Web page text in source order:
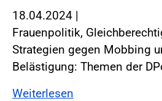
18.04.2024 |
Frauenpolitik,
Strategien gegen Mobbing
Belästigung: Themen der
Weiterlesen